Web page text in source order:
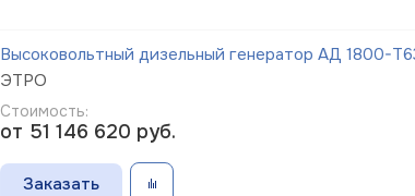
Высоковольтный дизельный генератор АД 1800-
ЭТРО
Стоимость:
от 51 146 620 руб.
Заказать